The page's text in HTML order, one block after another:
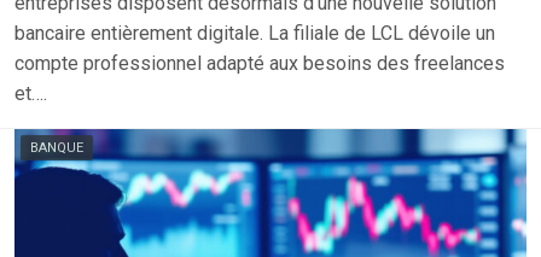
bancaire entièrement digitale. La filiale de LCL dévoile un
compte professionnel adapté aux besoins des freelances
et….
BANQUE